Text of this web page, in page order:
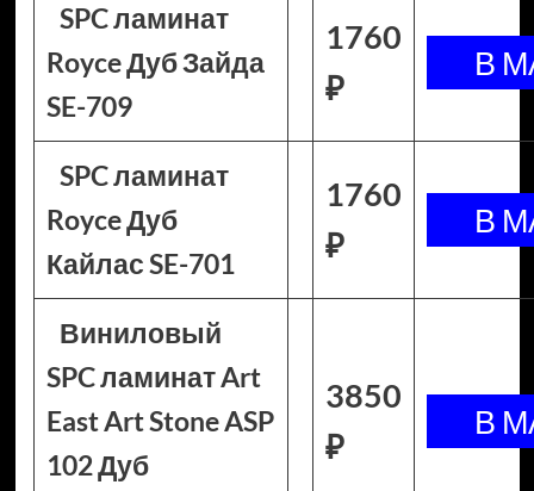
SPC ламинат
Royce Дуб Зайда
SE-709
1760
₽
SPC ламинат
Royce Дуб
Кайлас SE-701
1760
₽
Виниловый
SPC ламинат Art
East Art Stone ASP
102 Дуб
3850
₽